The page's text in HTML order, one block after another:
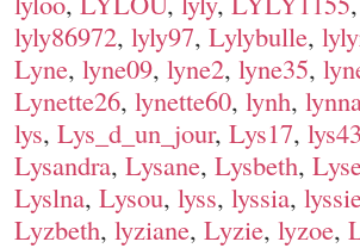
lyly86972, lyly97, Lylybulle,
Lyne, lyne09, lyne2, lyne35,
Lynette26, lynette60, lynh,
lys, Lys_d_un_jour, Lys17, lys43
Lysandra, Lysane, Lysbeth,
Lyslna, Lysou, lyss, lyssia,
Lyzbeth, lyziane, Lyzie, lyzoe,